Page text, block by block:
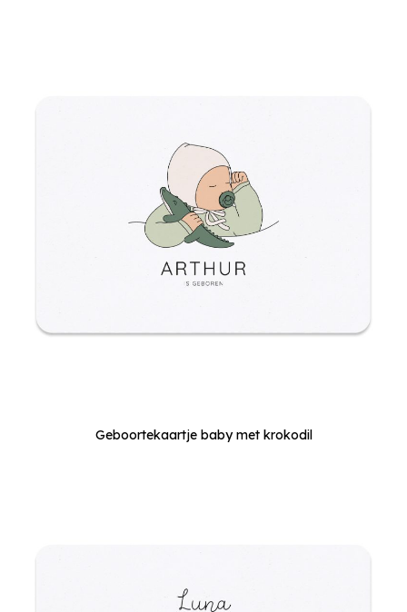
Geboortekaartje baby met krokodil